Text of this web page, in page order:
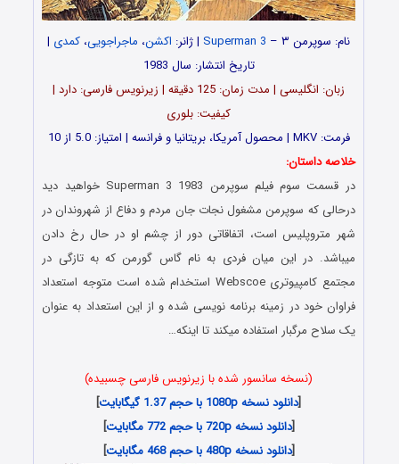
نام: سوپرمن ۳ – Superman 3 | ژانر: اکشن، ماجراجویی، کمدی |
تاریخ انتشار: سال 1983
زبان: انگلیسی | مدت زمان: 125 دقیقه | زیرنویس فارسی: دارد |
کیفیت: بلوری
فرمت: MKV | محصول آمریکا، بریتانیا و فرانسه | امتیاز: 5.0 از 10
خلاصه داستان:
در قسمت سوم فیلم سوپرمن Superman 3 1983 خواهید دید
درحالی که سوپرمن مشغول نجات جان مردم و دفاع از شهروندان در
شهر متروپلیس است، اتفاقاتی دور از چشم او در حال رخ دادن
میباشد. در این میان فردی به نام گاس گورمن که به تازگی در
مجتمع کامپیوتری Webscoe استخدام شده است متوجه استعداد
فراوان خود در زمینه برنامه نویسی شده و از این استعداد به عنوان
یک سلاح مرگبار استفاده میکند تا اینکه…
(نسخه سانسور شده با زیرنویس فارسی چسبیده)
[دانلود نسخه 1080p با حجم 1.37 گیگابایت
]
[دانلود نسخه 720p با حجم 772 مگابایت
]
[دانلود نسخه 480p با حجم 468 مگابایت ]